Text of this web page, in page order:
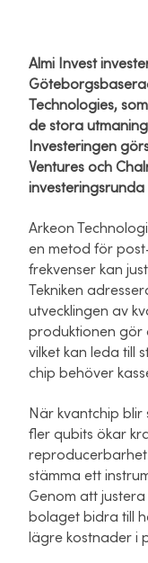
Almi Invest
Technologies,
de stora
Investeringen
Ventures och
Arkeon
en metod för
frekvenser kan
Tekniken
utvecklingen av
produktionen gör
vilket kan leda till
chip behöver
När kvantchip
fler qubits ökar
stämma ett
Genom att justera
bolaget bidra till
lägre kostnader i